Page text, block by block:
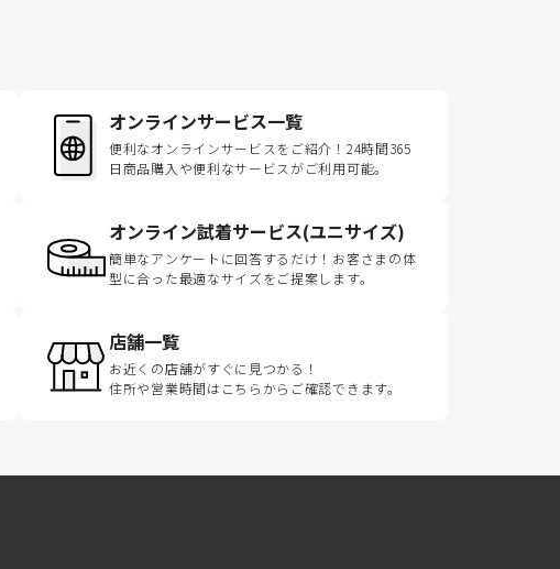
オンラインサービス一覧
便利なオンラインサービスをご紹介！24時間365
日商品購入や便利なサービスがご利用可能。
オンライン試着サービス(ユニサイズ)
簡単なアンケートに回答するだけ！お客さまの体
型に合った最適なサイズをご提案します。
店舗一覧
お近くの店舗がすぐに見つかる！
住所や営業時間はこちらからご確認できます。